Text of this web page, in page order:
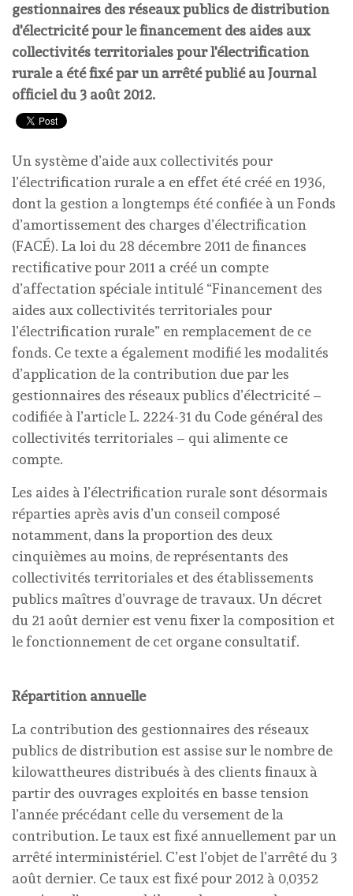
gestionnaires des réseaux publics de distribution
d'électricité pour le financement des aides aux
collectivités territoriales pour l'électrification
rurale a été fixé par un arrêté publié au Journal
officiel du 3 août 2012.
Un système d’aide aux collectivités pour
l’électrification rurale a en effet été créé en 1936,
dont la gestion a longtemps été confiée à un Fonds
d’amortissement des charges d’électrification
(FACÉ). La loi du 28 décembre 2011 de finances
rectificative pour 2011 a créé un compte
d’affectation spéciale intitulé “Financement des
aides aux collectivités territoriales pour
l’électrification rurale” en remplacement de ce
fonds. Ce texte a également modifié les modalités
d’application de la contribution due par les
gestionnaires des réseaux publics d’électricité –
codifiée à l’article L. 2224-31 du Code général des
collectivités territoriales – qui alimente ce
compte.
Les aides à l’électrification rurale sont désormais
réparties après avis d’un conseil composé
notamment, dans la proportion des deux
cinquièmes au moins, de représentants des
collectivités territoriales et des établissements
publics maîtres d’ouvrage de travaux. Un décret
du 21 août dernier est venu fixer la composition et
le fonctionnement de cet organe consultatif.
Répartition annuelle
La contribution des gestionnaires des réseaux
publics de distribution est assise sur le nombre de
kilowattheures distribués à des clients finaux à
partir des ouvrages exploités en basse tension
l’année précédant celle du versement de la
contribution. Le taux est fixé annuellement par un
arrêté interministériel. C’est l’objet de l’arrêté du 3
août dernier. Ce taux est fixé pour 2012 à 0,0352